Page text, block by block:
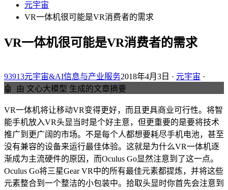
元宇宙
VR一体机很可能是VR消费者的需求
VR一体机很可能是VR消费者的需求
93913元宇宙&AI信息与产业服务2018年4月3日 · 元宇宙 ·
🤖
由 文心大模型 生成的文章摘要
VR一体机将让移动VR变得更好，而且更具商业可行性。将智
能手机放入VR头显当时是个好主意，但更重要的是要将技术
推广到更广阔的市场。不是每个人都想要耗尽手机电池，甚至
没有兼容的设备来运行最佳体验。这就是为什么VR一体机逐
渐成为主流硬件的原因，而Oculus Go显然注意到了这一点。
Oculus Go将三星Gear VR中的所有最佳元素都提炼，并将这些
元素整合到一个整洁的小包装中。拾取头显时你首先会注意到